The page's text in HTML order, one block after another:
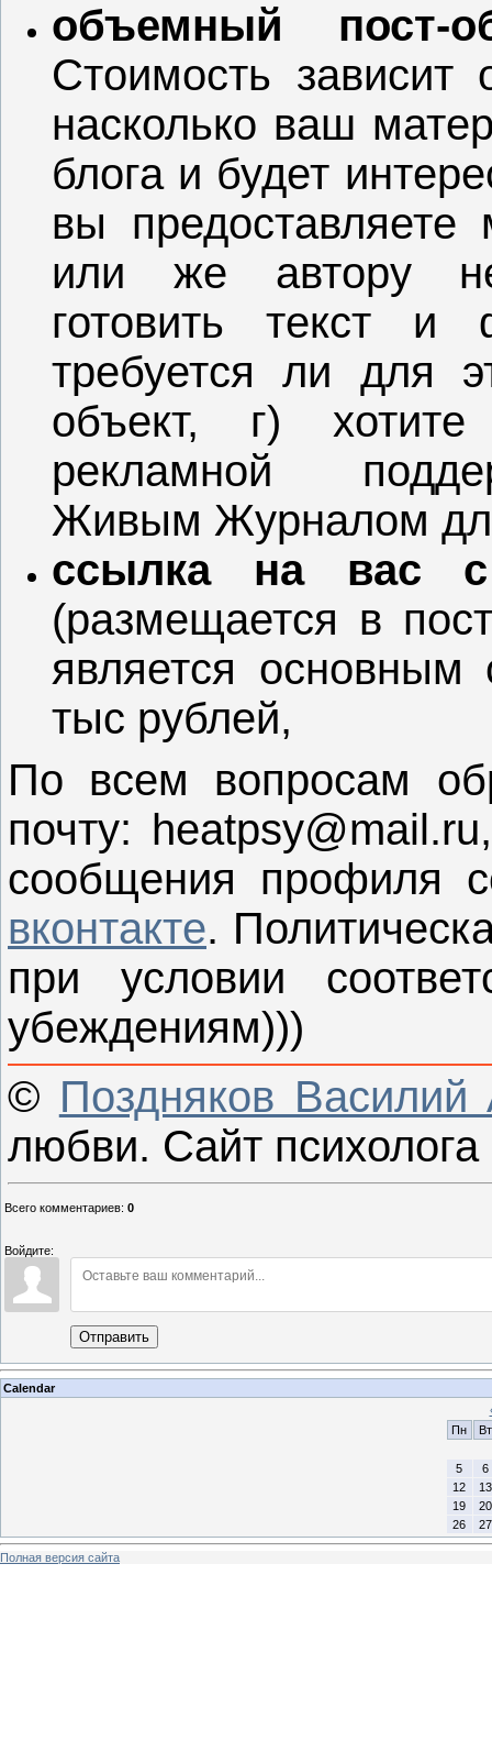
объемный пост-
Стоимость зависит
насколько ваш
блога и будет
вы
или же автору
готовить текст
требуется ли для
объект, г)
рекламной
Живым Журналом
ссылка на вас с
(размещается в
является
тыс рублей,
По всем вопросам
почту:
сообщения профиля
вконтакте.
при условии
убеждениям)))
© Поздняков Василий
любви. Сайт
Всего комментариев: 0
Войдите:
Отправить
Calendar
Пн
Вт
5
6
12
13
19
20
26
27
Полная версия сайта